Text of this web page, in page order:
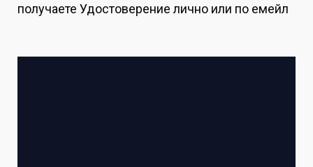
получаете Удостоверение лично или по емейл